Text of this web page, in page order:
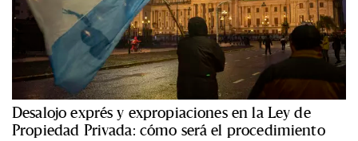
Desalojo exprés y expropiaciones en la Ley de
Propiedad Privada: cómo será el procedimiento